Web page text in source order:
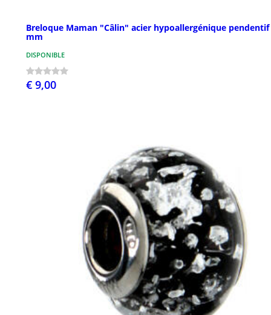
Breloque Maman "Câlin" acier hypoallergénique pendentif
mm
DISPONIBLE
€ 9,00